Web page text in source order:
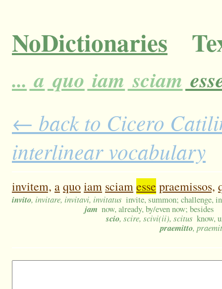
NoDictionaries
... a quo iam sciam
← back to Cicero
interlinear vocabulary
invitem, aquoiam sciamesse praemissos,
invito, invitare, invitavi, invitatus invite, summon; challenge,
jam now, already, by/even now; besides
scio, scire, scivi(ii), scitus know,
praemitto,